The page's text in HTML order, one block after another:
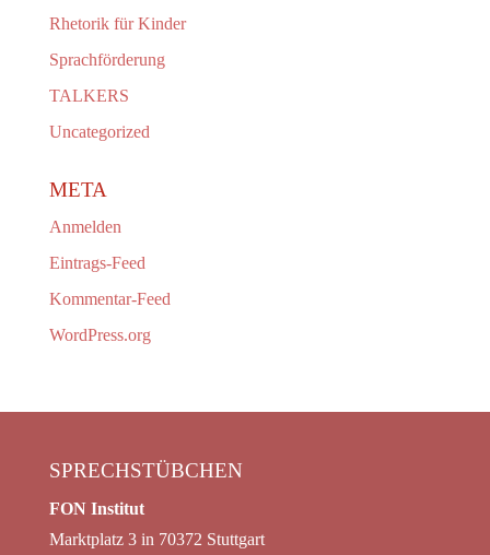
Rhetorik für Kinder
Sprachförderung
TALKERS
Uncategorized
META
Anmelden
Eintrags-Feed
Kommentar-Feed
WordPress.org
SPRECHSTÜBCHEN
FON Institut
Marktplatz 3 in 70372 Stuttgart